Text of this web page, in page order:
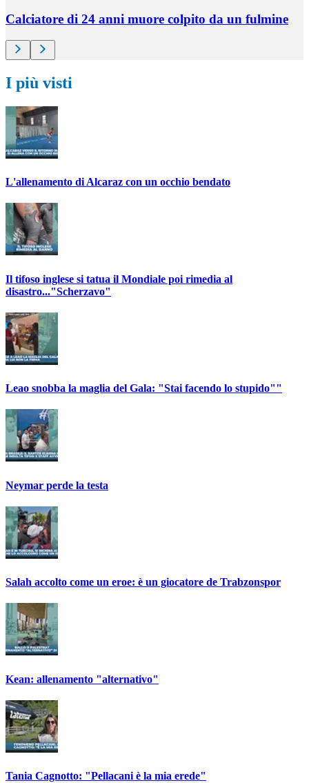
Calciatore di 24 anni muore colpito da un fulmine
I più visti
L'allenamento di Alcaraz con un occhio bendato
Il tifoso inglese si tatua il Mondiale poi rimedia al
disastro..."Scherzavo"
Leao snobba la maglia del Gala: "Stai facendo lo stupido""
Neymar perde la testa
Salah accolto come un eroe: è un giocatore de Trabzonspor
Kean: allenamento "alternativo"
Tania Cagnotto: "Pellacani è la mia erede"